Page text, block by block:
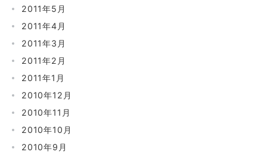
2011年5月
2011年4月
2011年3月
2011年2月
2011年1月
2010年12月
2010年11月
2010年10月
2010年9月